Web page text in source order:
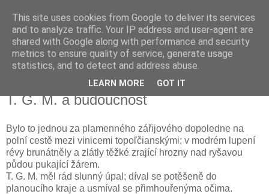
Kapka Karla Čapka
"Věřím v humanitu, v demokracii a v člověka."
sobota 12. března 2016
T. G. M. a budoucnost
Bylo to jednou za plamenného zářijového dopoledne na
polní cestě mezi vinicemi topoľčianskými; v modrém lupení
révy brunátněly a zlátly těžké zrající hrozny nad ryšavou
půdou pukající žárem.
T. G. M. měl rád slunný úpal; díval se potěšeně do
planoucího kraje a usmíval se přimhouřenýma očima.
This site uses cookies from Google to deliver its services
and to analyze traffic. Your IP address and user-agent are
shared with Google along with performance and security
metrics to ensure quality of service, generate usage
statistics, and to detect and address abuse.
LEARN MORE GOT IT